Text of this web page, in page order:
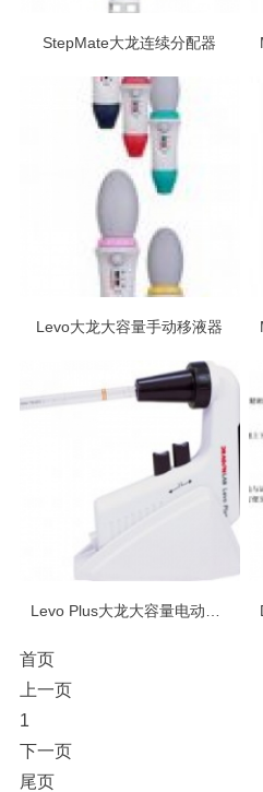
StepMate大龙连续分配器
Levo大龙大容量手动移液器
首页
上一页
1
下一页
尾页